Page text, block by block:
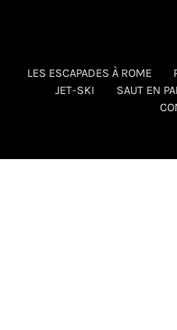
LES ESCAPADES À ROME
JET-SKI
SAUT EN